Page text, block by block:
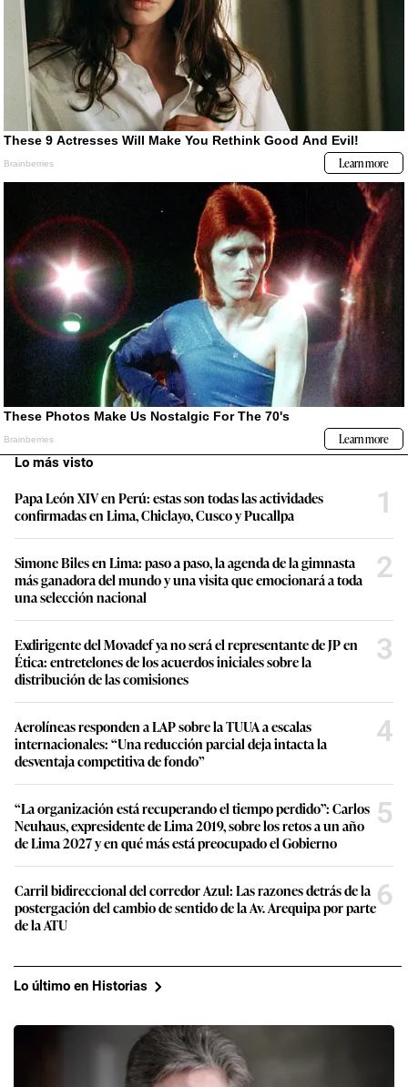
Lo más visto
Papa León XIV en Perú: estas son todas las actividades
confirmadas en Lima, Chiclayo, Cusco y Pucallpa
1
Simone Biles en Lima: paso a paso, la agenda de la gimnasta
más ganadora del mundo y una visita que emocionará a toda
una selección nacional
2
Exdirigente del Movadef ya no será el representante de JP en
Ética: entretelones de los acuerdos iniciales sobre la
distribución de las comisiones
3
Aerolíneas responden a LAP sobre la TUUA a escalas
internacionales: “Una reducción parcial deja intacta la
desventaja competitiva de fondo”
4
“La organización está recuperando el tiempo perdido”: Carlos
Neuhaus, expresidente de Lima 2019, sobre los retos a un año
de Lima 2027 y en qué más está preocupado el Gobierno
5
Carril bidireccional del corredor Azul: Las razones detrás de la
postergación del cambio de sentido de la Av. Arequipa por parte
de la ATU
6
Lo último en Historias